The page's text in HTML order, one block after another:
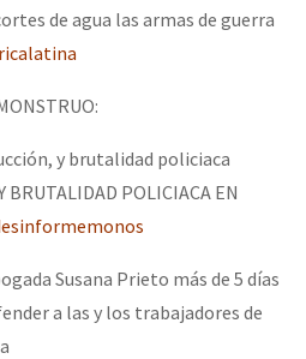
(Las poblaciones y
de agua las armas de guerra
y brutalidad policiaca
BRUTALIDAD POLICIACA EN
Susana Prieto más de 5 días
a las y los trabajadores de